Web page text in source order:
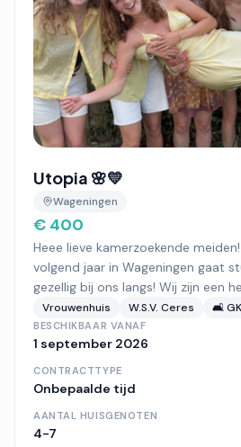
Utopia 🌸💛
Wageningen
€ 400
Heee lieve kamerzoekende
volgend jaar in Wageningen gaat
gezellig bij ons langs! Wij zijn een
Vrouwenhuis W.S.V. Ceres 🛋️
BESCHIKBAAR VANAF
1 september 2026
CONTRACTTYPE
Onbepaalde tijd
AANTAL HUISGENOTEN
4-7